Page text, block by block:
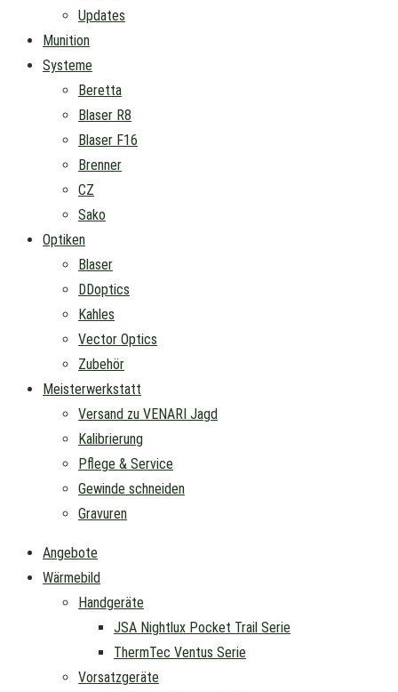
Updates
Munition
Systeme
Beretta
Blaser R8
Blaser F16
Brenner
CZ
Sako
Optiken
Blaser
DDoptics
Kahles
Vector Optics
Zubehör
Meisterwerkstatt
Versand zu VENARI Jagd
Kalibrierung
Pflege & Service
Gewinde schneiden
Gravuren
Angebote
Wärmebild
Handgeräte
JSA Nightlux Pocket Trail Serie
ThermTec Ventus Serie
Vorsatzgeräte